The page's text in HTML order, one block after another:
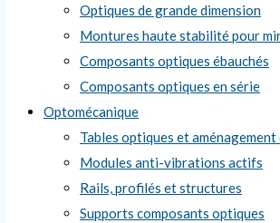
Optiques de grande dimension
Montures haute stabilité pour
Composants optiques ébauchés
Composants optiques en série
Optomécanique
Tables optiques et
Modules anti-vibrations actifs
Rails, profilés et structures
Supports composants optiques